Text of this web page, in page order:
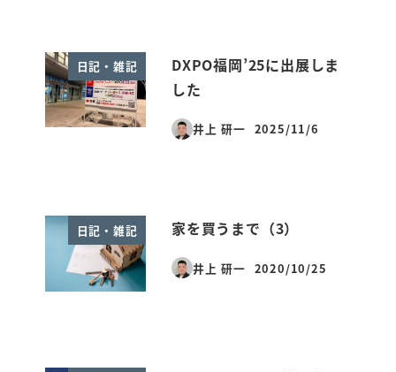
日記・雑記
DXPO福岡’25に出展しま
した
井上 研一
投稿日
2025/11/6
日記・雑記 家を買うまで（3）
井上 研一
投稿日
2020/10/25